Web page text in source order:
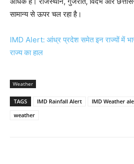
सामान्य से ऊपर चल रहा है।
IMD Alert: आंध्र प्रदेश समेत इन राज्यों में
राज्य का हाल
Weather
TAGS IMD Rainfall Alert IMD Weather
weather